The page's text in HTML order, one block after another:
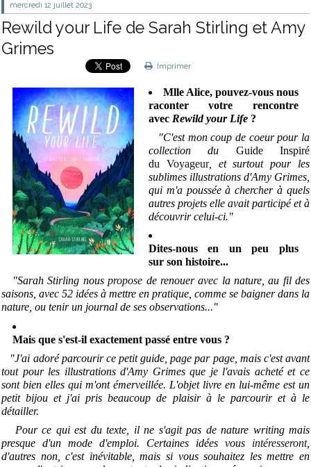
mercredi 12 juillet 2023
Rewild your Life de Sarah Stirling et Amy
Grimes
Imprimer
Mlle Alice, pouvez-vous nous
raconter votre rencontre
avec Rewild your Life ?
"C'est mon coup de coeur pour la
collection du Guide Inspiré
du Voyageur, et surtout pour les
sublimes illustrations d'Amy Grimes,
qui m'a poussée à chercher à quels
autres projets elle avait participé et à
découvrir celui-ci."
Dites-nous en un peu plus
sur son histoire...
"Sarah Stirling nouspropose de renouer avec la nature, au fil des
saisons, avec 52 idées à mettre en pratique, comme se baigner dans la
nature, ou tenir un journal de ses observations..."
Mais que s'est-il exactement passé entre vous ?
"J'ai adoré parcourir ce petit guide, page par page, mais c'est avant
tout pour les illustrations d'Amy Grimes que je l'avais acheté et ce
sont bien elles qui m'ont émerveillée. L'objet livre en lui-même est un
petit bijou et j'ai pris beaucoup de plaisir à le parcourir et à le
détailler.
Pour ce qui est du texte, il ne s'agit pas de nature writing mais
presque d'un mode d'emploi. Certaines idées vous intéresseront,
d'autres non, c'est inévitable, mais si vous souhaitez les mettre en